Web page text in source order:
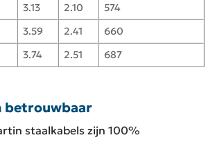
3.13 2.10
574
3.59 2.41
660
3.74 2.51 687
betrouwbaar
staalkabels zijn 100%